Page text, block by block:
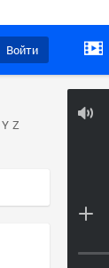
Войти
Y Z